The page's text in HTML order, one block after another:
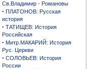
Св.Владимир - Романовы
· ПЛАТОНОВ: Русская
история
· ТАТИЩЕВ: История
Российская
· Митр.МАКАРИЙ: История
Рус. Церкви
· СОЛОВЬЕВ: История
России